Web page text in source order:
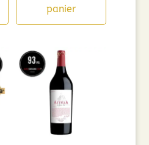
panier